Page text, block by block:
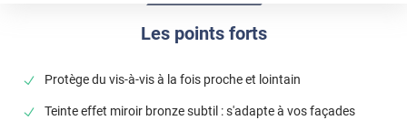
Les points forts
Protège du vis-à-vis à la fois proche et lointain
Teinte effet miroir bronze subtil : s'adapte à vos façades